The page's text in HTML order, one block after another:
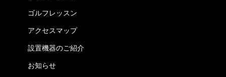
ゴルフレッスン
アクセスマップ
設置機器のご紹介
お知らせ